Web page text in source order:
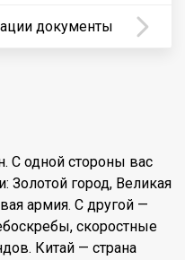
документы
С одной стороны вас
Золотой город, Великая
армия. С другой —
скоростные
Китай — страна